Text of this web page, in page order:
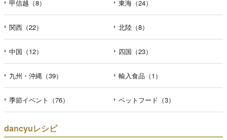
甲信越（8） 東海（24）
関西（22） 北陸（8）
中国（12） 四国（23）
九州・沖縄（39） 輸入食品（1）
季節イベント（76） ペットフード（3）
dancyuレシピ